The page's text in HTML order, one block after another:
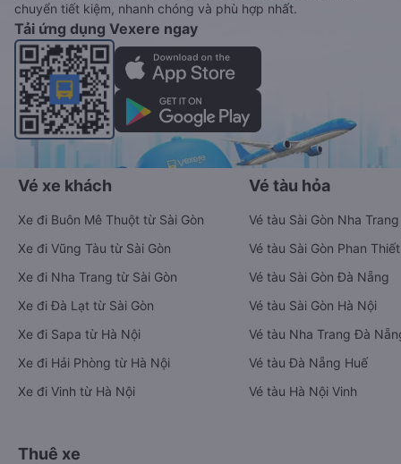
chuyển tiết kiệm, nhanh chóng và phù hợp nhất.
Tải ứng dụng Vexere ngay
Vé xe khách
Xe đi Buôn Mê Thuột từ Sài Gòn
Xe đi Vũng Tàu từ Sài Gòn
Xe đi Nha Trang từ Sài Gòn
Xe đi Đà Lạt từ Sài Gòn
Xe đi Sapa từ Hà Nội
Xe đi Hải Phòng từ Hà Nội
Xe đi Vinh từ Hà Nội
Vé tàu hỏa
Vé tàu Sài Gòn Nha Trang
Vé tàu Sài Gòn Phan Thiết
Vé tàu Sài Gòn Đà Nẵng
Vé tàu Sài Gòn Hà Nội
Vé tàu Nha Trang Đà
Vé tàu Đà Nẵng Huế
Vé tàu Hà Nội Vinh
Thuê xe